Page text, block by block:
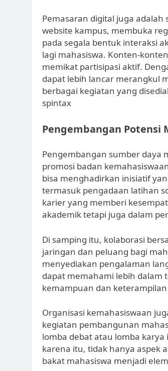
Pemasaran digital juga
website kampus, membuka
pada segala bentuk interaksi
lagi mahasiswa. Konten-
memikat partisipasi aktif.
dapat lebih lancar merangkul
berbagai kegiatan yang
spintax
Pengembangan Potensi
Pengembangan sumber daya
promosi badan
bisa menghadirkan inisiatif
termasuk pengadaan latihan
karier yang memberi
akademik tetapi juga dalam
Di samping itu, kolaborasi
jaringan dan peluang bagi
menyediakan pengalaman
dapat memahami lebih dalam
kemampuan dan
Organisasi kemahasiswaan
kegiatan pembangunan
lomba debat atau lomba
karena itu, tidak hanya aspek
bakat mahasiswa menjadi